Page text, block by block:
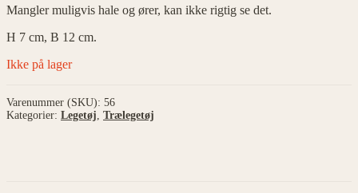
Mangler muligvis hale og ører, kan ikke rigtig se det.
H 7 cm, B 12 cm.
Ikke på lager
Varenummer (SKU): 56
Kategorier: Legetøj Trælegetøj